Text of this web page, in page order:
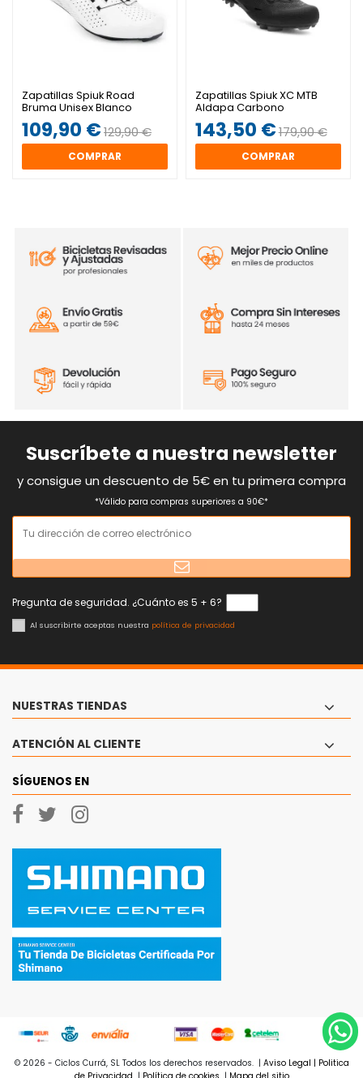
Zapatillas Spiuk Road
Bruma Unisex Blanco
109,90 €129,90 €
COMPRAR
Zapatillas Spiuk XC MTB
Aldapa Carbono
143,50 €179,90 €
COMPRAR
Suscríbete a nuestra newsletter
y consigue un descuento de 5€ en tu primera compra
*Válido para compras superiores a 90€*
Pregunta de seguridad. ¿Cuánto es 5 + 6?
Al suscribirte aceptas nuestra política de privacidad
NUESTRAS TIENDAS
ATENCIÓN AL CLIENTE
SÍGUENOS EN
© 2026 - Ciclos Currá, SL Todos los derechos reservados. | Aviso Legal | Politica